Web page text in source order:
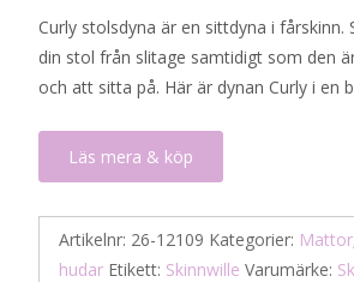
Curly stolsdyna är en sittdyna i fårskinn.
din stol från slitage samtidigt som den
och att sitta på. Här är dynan Curly i en
Läs mera & köp
Artikelnr: 26-12109 Kategorier: Mattor
hudar Etikett: Skinnwille Varumärke: